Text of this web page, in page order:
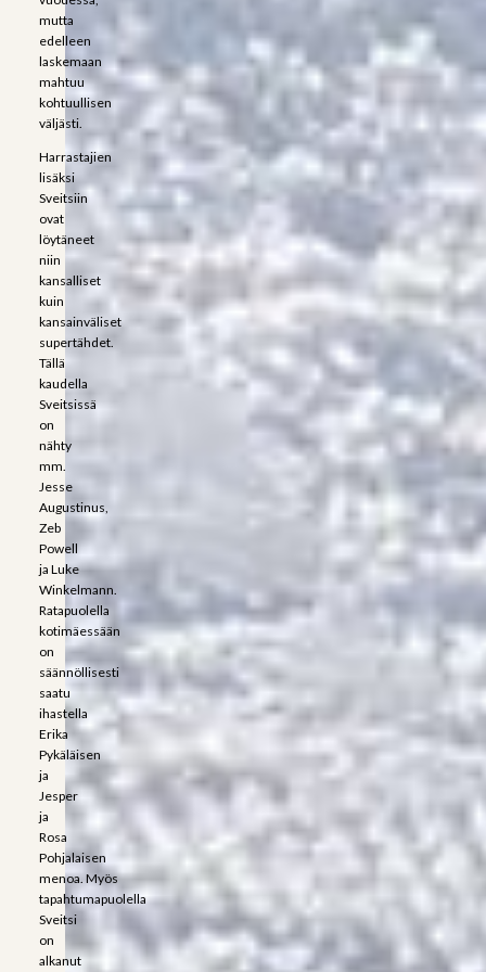
mutta
edelleen
laskemaan
mahtuu
kohtuullisen
väljästi.
Harrastajien
lisäksi
Sveitsiin
ovat
löytäneet
niin
kansalliset
kuin
kansainväliset
supertähdet.
Tällä
kaudella
Sveitsissä
on
nähty
mm.
Jesse
Augustinus,
Zeb
Powell
ja Luke
Winkelmann.
Ratapuolella
kotimäessään
on
säännöllisesti
saatu
ihastella
Erika
Pykäläisen
ja
Jesper
ja
Rosa
Pohjalaisen
menoa. Myös
tapahtumapuolella
Sveitsi
on
alkanut